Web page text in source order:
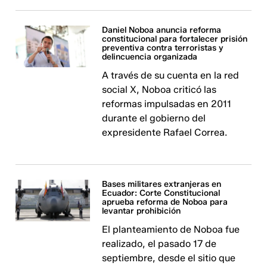
Daniel Noboa anuncia reforma
constitucional para fortalecer prisión
preventiva contra terroristas y
delincuencia organizada
A través de su cuenta en la red
social X, Noboa criticó las
reformas impulsadas en 2011
durante el gobierno del
expresidente Rafael Correa.
Bases militares extranjeras en
Ecuador: Corte Constitucional
aprueba reforma de Noboa para
levantar prohibición
El planteamiento de Noboa fue
realizado, el pasado 17 de
septiembre, desde el sitio que